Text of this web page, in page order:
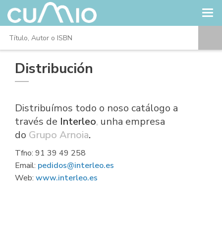
Distribución
Distribuímos todo o noso catálogo a
través de Interleo, unha empresa
do Grupo Arnoia.
Tfno: 91 39 49 258
Email: pedidos@interleo.es
Web: www.interleo.es